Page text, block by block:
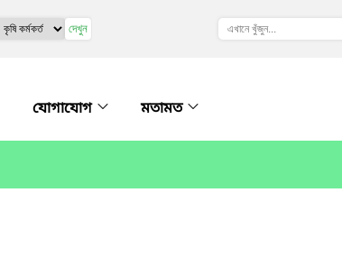
দেখুন
যোগাযোগ মতামত